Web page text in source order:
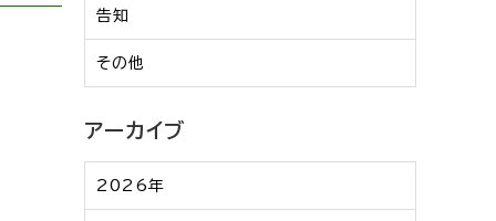
告知
その他
アーカイブ
2026年